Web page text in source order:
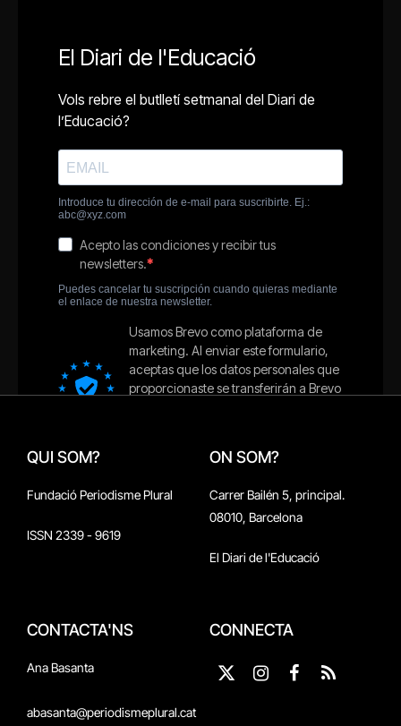
QUI SOM?
Fundació Periodisme Plural
ISSN 2339 - 9619
ON SOM?
Carrer Bailén 5, principal.
08010, Barcelona
El Diari de l'Educació
CONTACTA'NS
Ana Basanta
abasanta@periodismeplural.cat
CONNECTA
X
Instagram
Facebook
RSS